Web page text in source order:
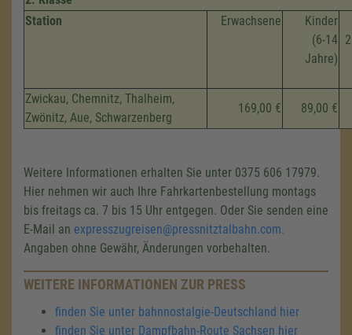
Station
Erwachsene
Kinder
(6-14
Jahre)
Zwickau, Chemnitz, Thalheim,
Zwönitz, Aue, Schwarzenberg
169,00 € 89,00 €
Weitere Informationen erhalten Sie unter 0375 606 17979.
Hier nehmen wir auch Ihre Fahrkartenbestellung montags
bis freitags ca. 7 bis 15 Uhr entgegen. Oder Sie senden eine
E-Mail an expresszugreisen@pressnitztalbahn.com.
Angaben ohne Gewähr, Änderungen vorbehalten.
WEITERE INFORMATIONEN ZUR PRESS
finden Sie unter bahnnostalgie-Deutschland hier
finden Sie unter Dampfbahn-Route Sachsen hier